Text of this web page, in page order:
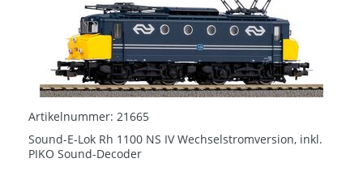
Artikelnummer: 21665
Sound-E-Lok Rh 1100 NS IV Wechselstromversion, inkl.
PIKO Sound-Decoder